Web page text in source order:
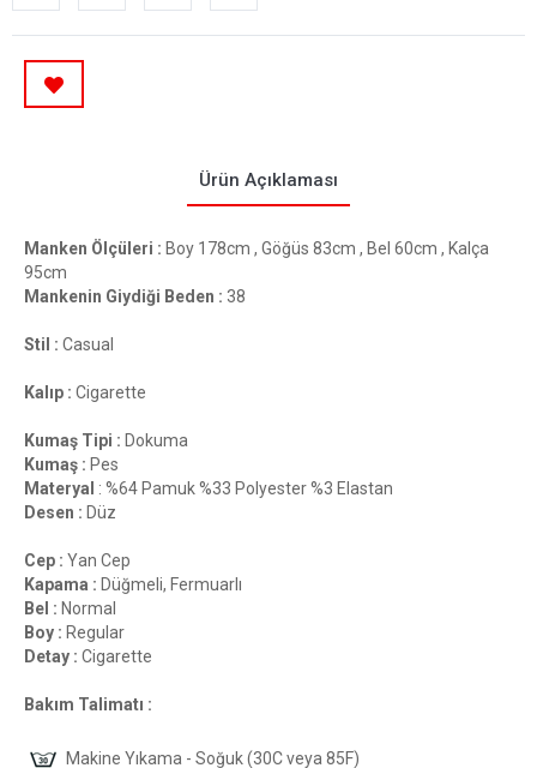
Ürün Açıklaması
Manken Ölçüleri : Boy 178cm , Göğüs 83cm , Bel 60cm , Kalça
95cm
Mankenin Giydiği Beden : 38
Stil : Casual
Kalıp : Cigarette
Kumaş Tipi : Dokuma
Kumaş : Pes
Materyal : %64 Pamuk %33 Polyester %3 Elastan
Desen : Düz
Cep : Yan Cep
Kapama : Düğmeli, Fermuarlı
Bel : Normal
Boy : Regular
Detay : Cigarette
Bakım Talimatı :
Makine Yıkama - Soğuk (30C veya 85F)